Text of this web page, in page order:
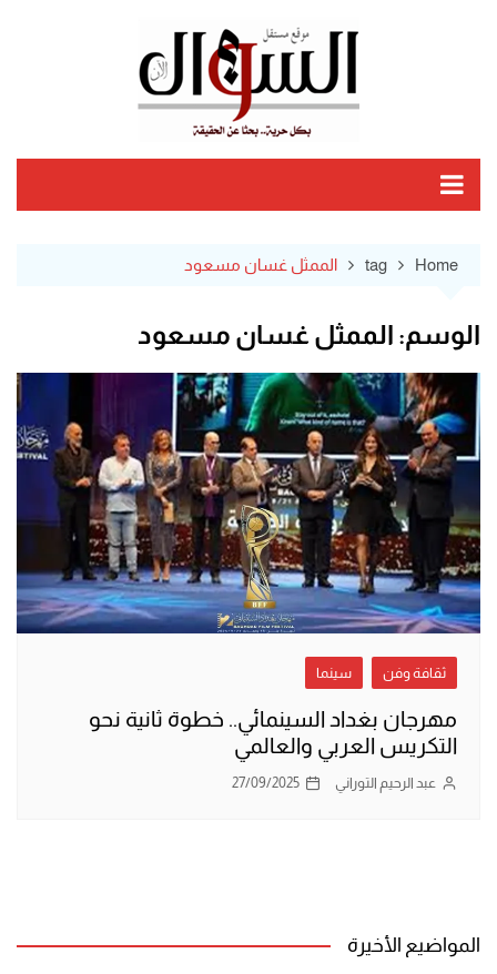
Home
tag الممثل غسان مسعود
الوسم: الممثل غسان مسعود
ثقافة وفن سينما
مهرجان بغداد السينمائي.. خطوة ثانية نحو
التكريس العربي والعالمي
عبد الرحيم التوراني 27/09/2025
المواضيع الأخيرة